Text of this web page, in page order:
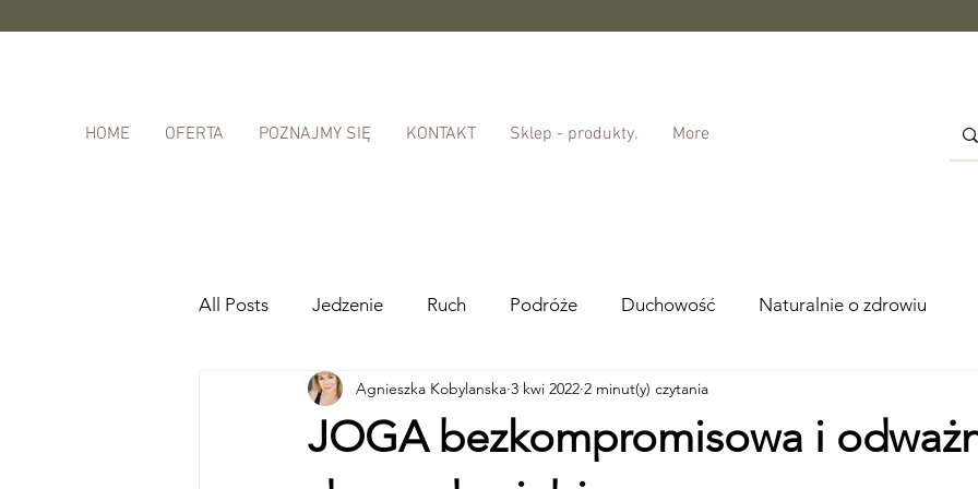
HOME OFERTA POZNAJMY SIĘ KONTAKT Sklep - produkty. More
All Posts Jedzenie Ruch Podróże Duchowość Naturalnie o zdrowiu
JOGA bezkompromisowa i
Agnieszka Kobylanska 3 kwi 2022 2 minut(y) czytania